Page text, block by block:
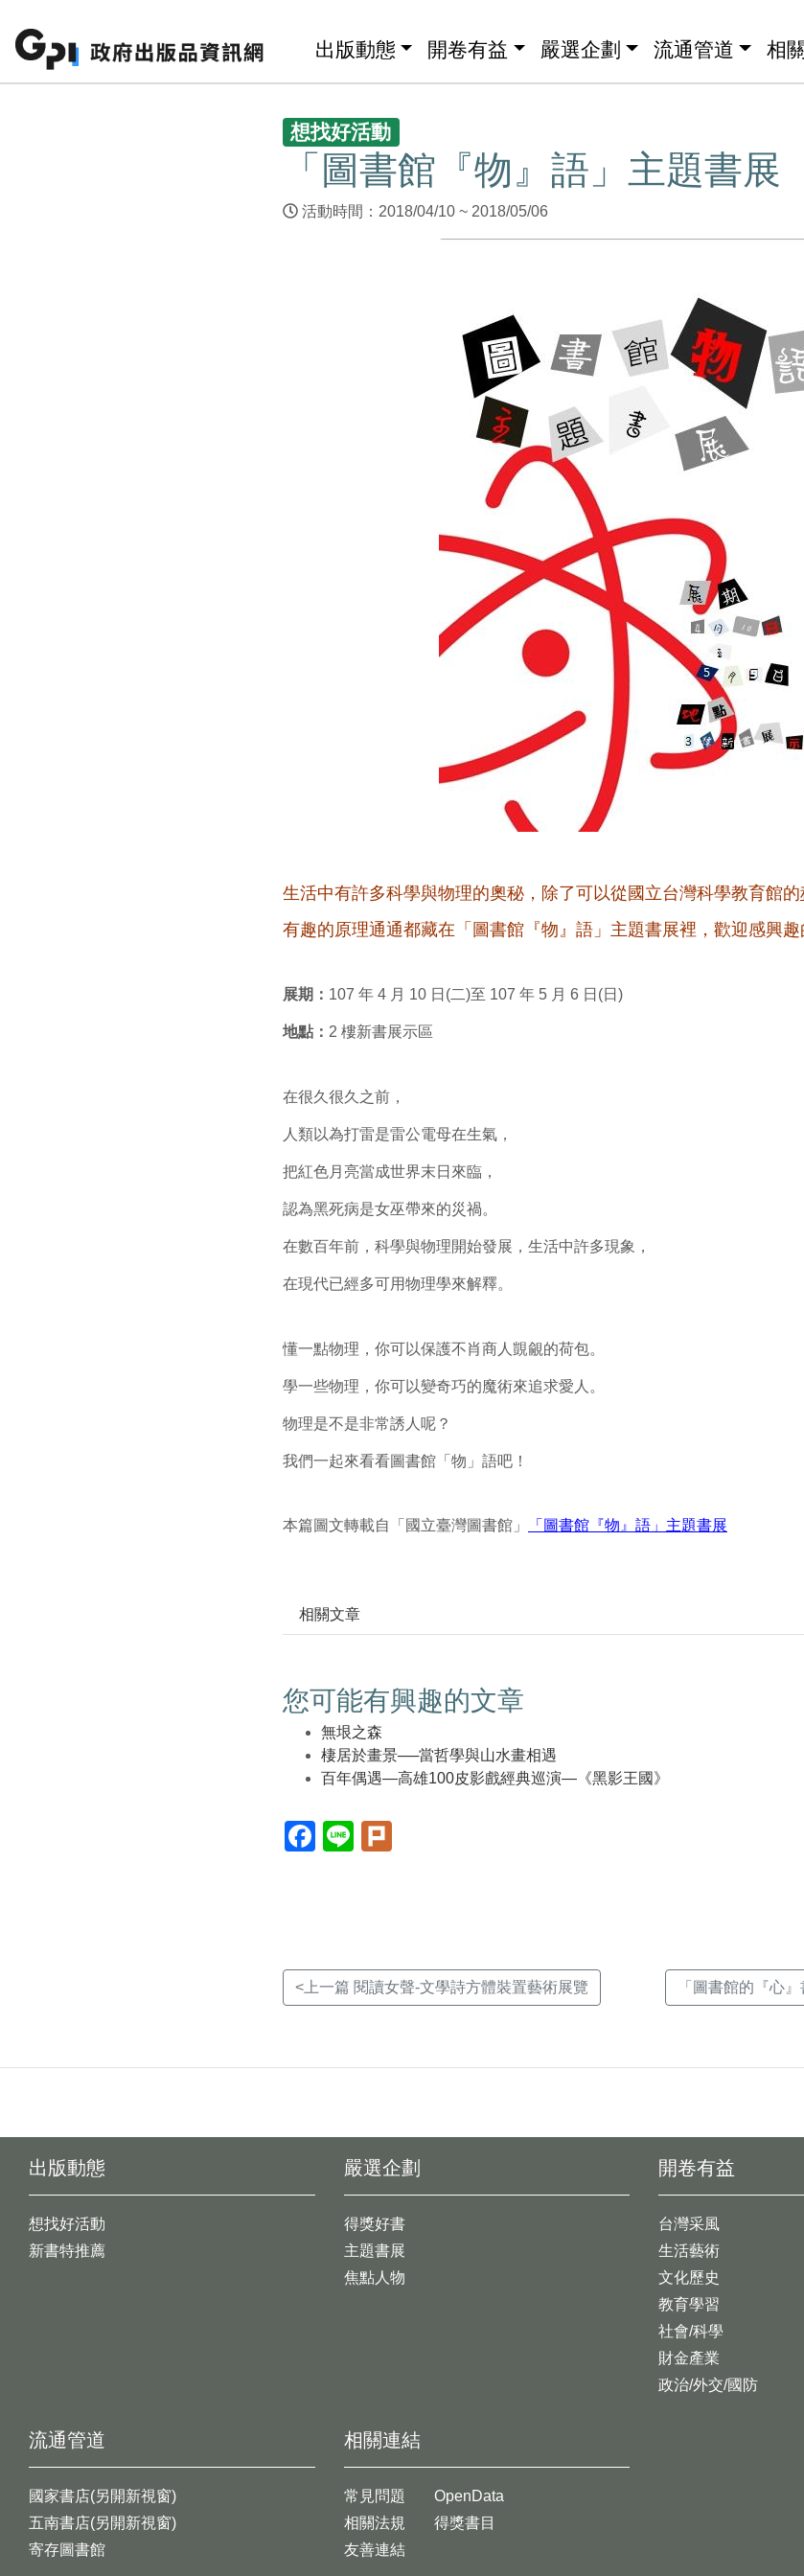
出版動態 開卷有益 嚴選企劃 流通管道 相
想找好活動
「圖書館『物』語」主題書展
活動時間：2018/04/10 ~ 2018/05/06
生活中有許多科學與物理的奧秘，除了可以從國立台灣科學教育館的
有趣的原理通通都藏在「圖書館『物』語」主題書展裡，歡迎感興趣
展期： 107 年 4 月 10 日(二)至 107 年 5 月 6 日(日)
地點： 2 樓新書展示區
在很久很久之前，
人類以為打雷是雷公電母在生氣，
把紅色月亮當成世界末日來臨，
認為黑死病是女巫帶來的災禍。
在數百年前，科學與物理開始發展，生活中許多現象，
在現代已經多可用物理學來解釋。
懂一點物理，你可以保護不肖商人覬覦的荷包。
學一些物理，你可以變奇巧的魔術來追求愛人。
物理是不是非常誘人呢？
我們一起來看看圖書館「物」語吧！
本篇圖文轉載自「國立臺灣圖書館」 「圖書館『物』語」主題書展
相關文章
您可能有興趣的文章
無垠之森
棲居於畫景──當哲學與山水畫相遇
百年偶遇—高雄100皮影戲經典巡演—《黑影王國》
Facebook(另
開
Line(另
開
<上一篇 閱讀女聲-文學詩方體裝置藝術展覽 「圖書館的『心
出版動態
想找好活動
新書特推薦
開卷有益
台灣采風
生活藝術
文化歷史
教育學習
社會/科學
財金產業
政治/外交/國防
嚴選企劃
得獎好書
主題書展
焦點人物
流通管道
國家書店(另開新視窗)
五南書店(另開新視窗)
寄存圖書館
相關連結
常見問題
相關法規
友善連結
OpenData
得獎書目